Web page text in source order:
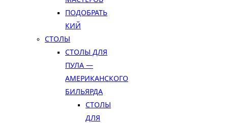
ПОДОБРАТЬ
КИЙ
СТОЛЫ
СТОЛЫ ДЛЯ
ПУЛА —
АМЕРИКАНСКОГО
БИЛЬЯРДА
СТОЛЫ
ДЛЯ